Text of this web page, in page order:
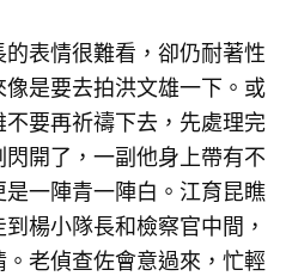
表情很難看，卻仍耐著性
是要去拍洪文雄一下。或
要再祈禱下去，先處理完
開了，一副他身上帶有不
一陣青一陣白。江育昆瞧
楊小隊長和檢察官中間，
老偵查佐會意過來，忙輕